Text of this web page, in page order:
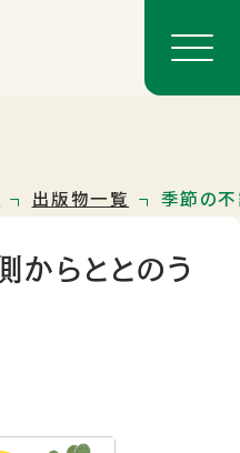
出版物一覧 季節の
からととのう